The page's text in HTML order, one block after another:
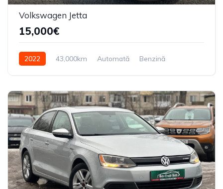
Volkswagen Jetta
15,000€
2022 43,000km Automată
Benzină